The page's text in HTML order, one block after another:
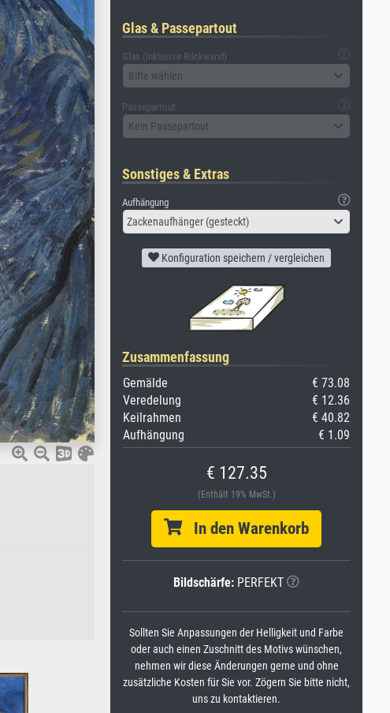
Glas & Passepartout
Glas (inklusive Rückwand)
Bitte wählen
Passepartout
Kein Passepartout
Sonstiges & Extras
Aufhängung
Zackenaufhänger (gesteckt)
Konfiguration speichern / vergleichen
Zusammenfassung
Gemälde
€ 73.08
Veredelung
€ 12.36
Keilrahmen
€ 40.82
Aufhängung
€ 1.09
€ 127.35
(Enthält 19% MwSt.)
In den Warenkorb
Bildschärfe: PERFEKT
Sollten Sie Anpassungen der Helligkeit und Farbe
oder auch einen Zuschnitt des Motivs wünschen,
nehmen wir diese Änderungen gerne und ohne
zusätzliche Kosten für Sie vor. Zögern Sie bitte nicht,
uns zu kontaktieren.